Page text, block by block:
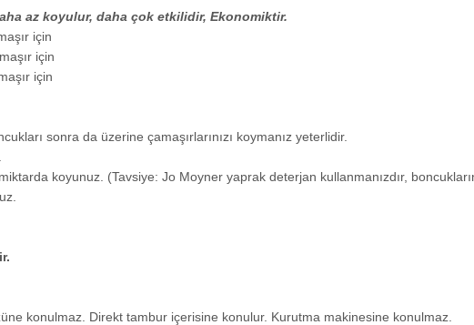
az koyulur, daha çok etkilidir, Ekonomiktir.
için
için
için
sonra da üzerine çamaşırlarınızı koymanız yeterlidir.
koyunuz. (Tavsiye: Jo Moyner yaprak deterjan kullanmanızdır,
konulmaz. Direkt tambur içerisine konulur. Kurutma makinesine konulmaz.